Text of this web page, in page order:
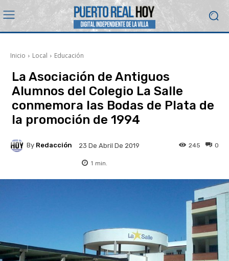
Inicio Local Educación
La Asociación de Antiguos
Alumnos del Colegio La Salle
conmemora las Bodas de Plata de
la promoción de 1994
By Redacción 23 De Abril De 2019 0
245
1 min.